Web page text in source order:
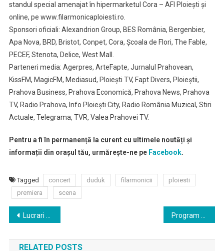
standul special amenajat în hipermarketul Cora – AFI Ploiești și
online, pe www.filarmonicaploiesti.ro.
Sponsori oficiali: Alexandrion Group, BES România, Bergenbier,
Apa Nova, BRD, Bristot, Conpet, Cora, Școala de Flori, The Fable,
PECEF, Stenota, Delice, West Mall.
Parteneri media: Agerpres, ArteFapte, Jurnalul Prahovean,
KissFM, MagicFM, Mediasud, Ploiești TV, Fapt Divers, Ploieștii,
Prahova Business, Prahova Economică, Prahova News, Prahova
TV, Radio Prahova, Info Ploiești City, Radio România Muzical, Stiri
Actuale, Telegrama, TVR, Valea Prahovei TV.
Pentru a fi în permanență la curent cu ultimele noutăți și
informații din orașul tău, urmărește-ne pe Facebook.
Tagged concert duduk filarmonicii
ploiesti
premiera
scena
Navigare
în
Lucrari de modernizare semafoare si treceri pietonale
RELATED POSTS